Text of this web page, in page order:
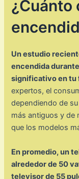
¿Cuánto
Un estudio
encendida
significativo en tu
expertos, el
dependiendo de
más antiguos y de
que los modelos
En promedio, un
alrededor de 50
televisor de 55